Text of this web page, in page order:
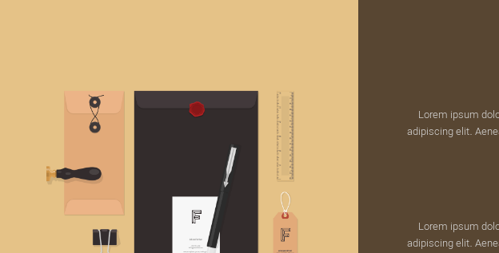
Lorem ipsum
adipiscing elit.
Lorem ipsum
adipiscing elit.